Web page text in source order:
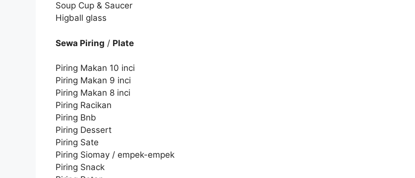
Soup Cup & Saucer
Higball glass
Sewa Piring / Plate
Piring Makan 10 inci
Piring Makan 9 inci
Piring Makan 8 inci
Piring Racikan
Piring Bnb
Piring Dessert
Piring Sate
Piring Siomay / empek-empek
Piring Snack